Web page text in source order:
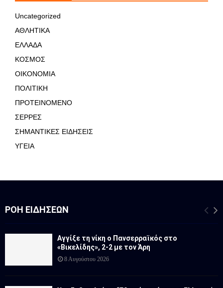
Uncategorized
ΑΘΛΗΤΙΚΑ
ΕΛΛΑΔΑ
ΚΟΣΜΟΣ
ΟΙΚΟΝΟΜΙΑ
ΠΟΛΙΤΙΚΗ
ΠΡΟΤΕΙΝΟΜΕΝΟ
ΣΕΡΡΕΣ
ΣΗΜΑΝΤΙΚΕΣ ΕΙΔΗΣΕΙΣ
ΥΓΕΙΑ
ΡΟΉ ΕΙΔΉΣΕΩΝ
Αγγίξε τη νίκη ο Πανσερραϊκός στο
«Βικελίδης», 2-2 με τον Άρη
8 Αυγούστου 2026